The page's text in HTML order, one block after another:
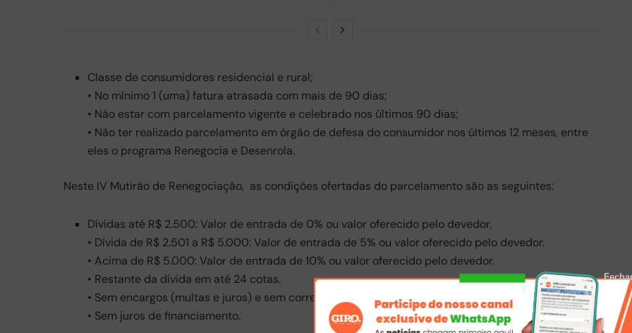
Classe de consumidores residencial e rural;
• No mínimo 1 (uma) fatura atrasada com mais de 90 dias;
• Não estar com parcelamento vigente e celebrado nos últimos 90 dias;
• Não ter realizado parcelamento em órgão de defesa do consumidor nos últimos 12 meses, entre
eles o programa Renegocia e Desenrola.
Neste IV Mutirão de Renegociação, as condições ofertadas do parcelamento são as seguintes:
Dívidas até R$ 2.500: Valor de entrada de 0% ou valor oferecido pelo devedor.
• Dívida de R$ 2.501 a R$ 5.000: Valor de entrada de 5% ou valor oferecido pelo devedor.
• Acima de R$ 5.000: Valor de entrada de 10% ou valor oferecido pelo devedor.
• Restante da dívida em até 24 cotas.
• Sem encargos (multas e juros) e sem correção monetária.
• Sem juros de financiamento.